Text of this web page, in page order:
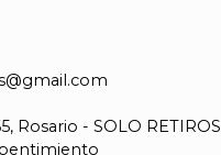
Rosario - SOLO RETIROS